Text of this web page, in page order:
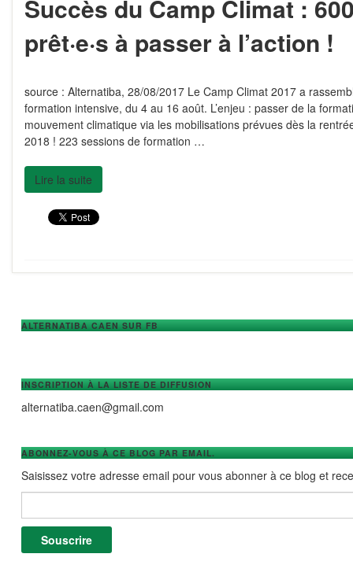
Succès du Camp Climat :
prêt·e·s à passer à l’action !
source : Alternatiba, 28/08/2017 Le Camp Climat 2017 a
formation intensive, du 4 au 16 août. L’enjeu : passer de la
mouvement climatique via les mobilisations prévues dès la
2018 ! 223 sessions de formation …
Lire la suite
ALTERNATIBA CAEN SUR FB
INSCRIPTION À LA LISTE DE DIFFUSION
alternatiba.caen@gmail.com
ABONNEZ-VOUS À CE BLOG PAR EMAIL.
Saisissez votre adresse email pour vous abonner à ce blog et
Souscrire